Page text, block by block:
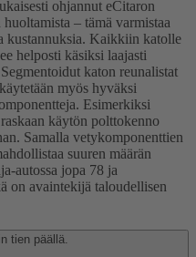
ohjannut eCitaron
– tämä varmistaa
kustannuksia. Kaikkiin katolle
helposti käsiksi laajasti
katon reunalistat
myös hyväksi
Esimerkiksi
käytön polttokenno
Samalla vetykomponenttien
suuren määrän
autossa jopa 78 ja
on avaintekijä taloudellisen
tien päällä.